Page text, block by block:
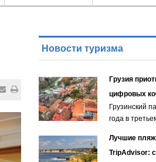
Новости туризма
Грузия
цифровых
Грузинский
года в
Лучшие
TripAdvisor: